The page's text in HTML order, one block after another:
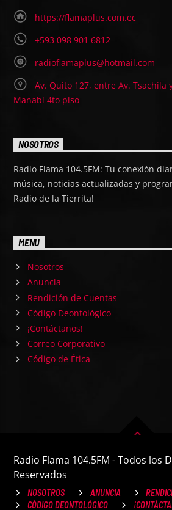
https://flamaplus.com.ec
+593 098 901 6812
radioflamaplus@hotmail.com
Av. Quito 127, entre Av. Tsachila
Manabí 4to piso
NOSOTROS
Radio Flama 104.5FM: Tu conexión
música, noticias actualizadas y
Radio de la Tierrita!
MENU
Nosotros
Anuncia
Rendición de Cuentas
Código Deontológico
¡Contáctanos!
Correo Corporativo
Código de Ética
Radio Flama 104.5FM - Todos los
Reservados
NOSOTROS ANUNCIA
CÓDIGO DEONTOLÓGICO